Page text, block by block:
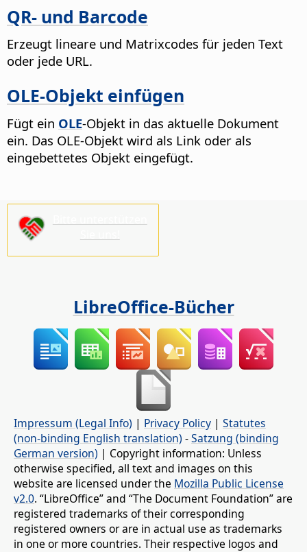
QR- und Barcode
Erzeugt lineare und Matrixcodes für jeden Text
oder jede URL.
OLE-Objekt einfügen
Fügt ein OLE-Objekt in das aktuelle Dokument
ein. Das OLE-Objekt wird als Link oder als
eingebettetes Objekt eingefügt.
LibreOffice-Bücher
Impressum (Legal Info) | Privacy Policy | Statutes
(non-binding English translation) -Satzung (binding
German version) | Copyright information: Unless
otherwise specified, all text and images on this
website are licensed under the Mozilla Public License
v2.0. “LibreOffice” and “The Document Foundation” are
registered trademarks of their corresponding
registered owners or are in actual use as trademarks
in one or more countries. Their respective logos and